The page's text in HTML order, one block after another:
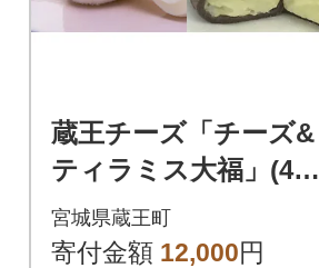
蔵王チーズ「チーズ&
ティラミス大福」(4個
入×1箱&6個入×1箱)
【04301-0336】
宮城県蔵王町
寄付金額 12,000円